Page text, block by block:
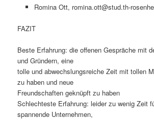
Romina Ott, romina.ott@stud.th-
FAZIT
Beste Erfahrung: die offenen Gespräche mit
und Gründern, eine
tolle und abwechslungsreiche Zeit mit tollen
zu haben und neue
Freundschaften geknüpft zu haben
Schlechteste Erfahrung: leider zu wenig Zeit
spannende Unternehmen,